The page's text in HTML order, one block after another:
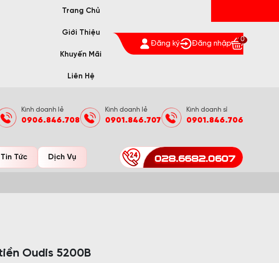
Trang Chủ
Giới Thiệu
Khuyến Mãi
Liên Hệ
Đăng ký Đăng nhập
0
Kinh doanh lẻ
0906.846.708
Kinh doanh lẻ
0901.846.707
Kinh doanh sỉ
0901.846.706
Tin Tức Dịch Vụ 028.6682.0607
Oudis 5200B